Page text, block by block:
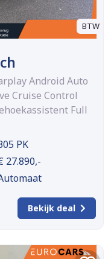
BTW
Android Auto
Cruise Control
Full
PK
27.890,-
Bekijk deal